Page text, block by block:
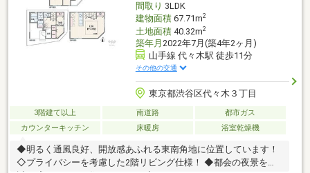
間取り 3LDK
建物面積67.71m2
土地面積40.32m2
築年月 2022年7月(築4年2ヶ月)
山手線 代々木駅 徒歩11分
その他の交通
東京都渋谷区代々木３丁目
3階建て以上 南道路
都市ガス
カウンターキッチン
床暖房 浴室乾燥機
◆明るく通風良好、開放感あふれる東南角地に位置しています！
◇プライバシーを考慮した2階リビング仕様！ ◆都会の夜景を身